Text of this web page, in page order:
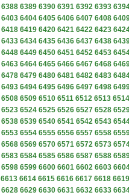
6388 6389 6390 6391 6392 6393
6403 6404 6405 6406 6407 6408
6418 6419 6420 6421 6422 6423
6433 6434 6435 6436 6437 6438
6448 6449 6450 6451 6452 6453
6463 6464 6465 6466 6467 6468
6478 6479 6480 6481 6482 6483
6493 6494 6495 6496 6497 6498
6508 6509 6510 6511 6512 6513 6514
6523 6524 6525 6526 6527 6528
6538 6539 6540 6541 6542 6543
6553 6554 6555 6556 6557 6558
6568 6569 6570 6571 6572 6573
6583 6584 6585 6586 6587 6588
6598 6599 6600 6601 6602 6603
6613 6614 6615 6616 6617 6618 6619
6628 6629 6630 6631 6632 6633